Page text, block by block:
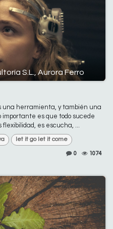
S.L., Aurora Ferro
una herramienta, y también una
es que todo sucede
es escucha, ...
let it go let it come
0 1074